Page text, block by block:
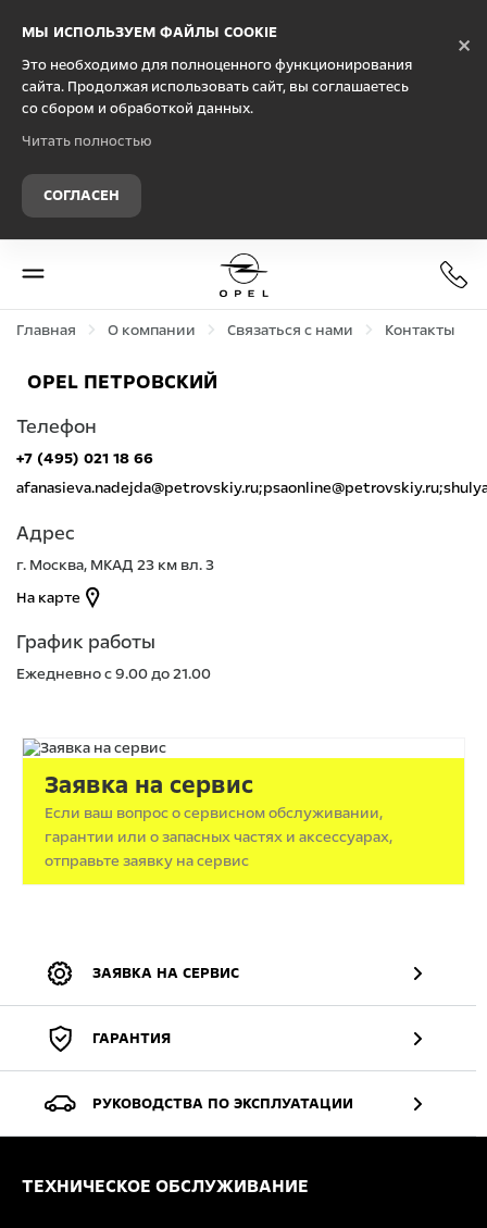
МЫ ИСПОЛЬЗУЕМ ФАЙЛЫ COOKIE
Это необходимо для полноценного функционирования
сайта. Продолжая использовать сайт, вы соглашаетесь
со сбором и обработкой данных.
Читать полностью
СОГЛАСЕН
×
Главная О компании Связаться с нами Контакты
OPEL ПЕТРОВСКИЙ
Телефон
+7 (495) 021 18 66
Адрес
г. Москва, МКАД 23 км вл. 3
На карте
График работы
Ежедневно с 9.00 до 21.00
Заявка на сервис
Если ваш вопрос о сервисном обслуживании,
гарантии или о запасных частях и аксессуарах,
отправьте заявку на сервис
ЗАЯВКА НА СЕРВИС
ГАРАНТИЯ
РУКОВОДСТВА ПО ЭКСПЛУАТАЦИИ
ТЕХНИЧЕСКОЕ ОБСЛУЖИВАНИЕ